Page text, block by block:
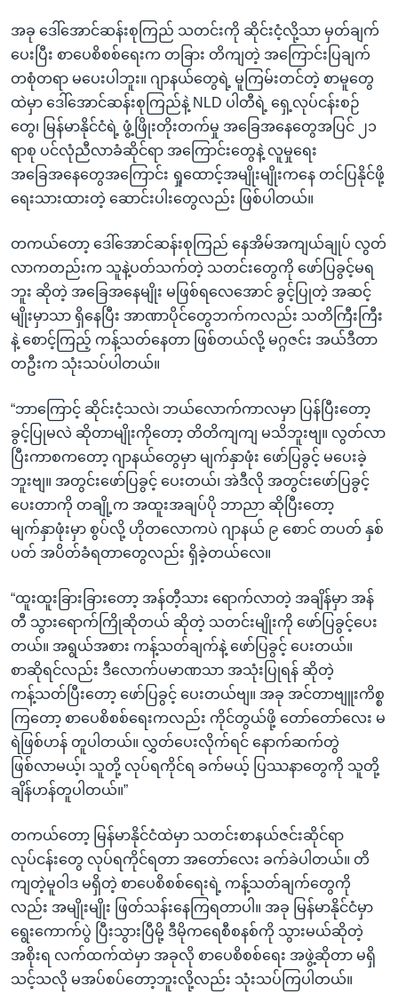
အခု ဒေါ်အောင်ဆန်းစုကြည် သတင်းကို ဆိုင်းငံ့လို့သာ မှတ်ချက်
ပေးပြီး စာပေစိစစ်ရေးက တခြား တိကျတဲ့ အကြောင်းပြချက်
တစုံတရာ မပေးပါဘူး။ ဂျာနယ်တွေရဲ့ မူကြမ်းတင်တဲ့ စာမူတွေ
ထဲမှာ ဒေါ်အောင်ဆန်းစုကြည်နဲ့ NLD ပါတီရဲ့ ရှေ့လုပ်ငန်းစဉ်
တွေ၊ မြန်မာနိုင်ငံရဲ့ ဖွံ့ဖြိုးတိုးတက်မှု အခြေအနေတွေအပြင် ၂၁
ရာစု ပင်လုံညီလာခံဆိုင်ရာ အကြောင်းတွေနဲ့ လူမှုရေး
အခြေအနေတွေအကြောင်း ရှုထောင့်အမျိုးမျိုးကနေ တင်ပြနိုင်ဖို့
ရေးသားထားတဲ့ ဆောင်းပါးတွေလည်း ဖြစ်ပါတယ်။
တကယ်တော့ ဒေါ်အောင်ဆန်းစုကြည် နေအိမ်အကျယ်ချုပ် လွတ်
လာကတည်းက သူနဲ့ပတ်သက်တဲ့ သတင်းတွေကို ဖော်ပြခွင့်မရ
ဘူး ဆိုတဲ့ အခြေအနေမျိုး မဖြစ်ရလေအောင် ခွင့်ပြုတဲ့ အဆင့်
မျိုးမှာသာ ရှိနေပြီး အာဏာပိုင်တွေဘက်ကလည်း သတိကြီးကြီး
နဲ့ စောင့်ကြည့် ကန့်သတ်နေတာ ဖြစ်တယ်လို့ မဂ္ဂဇင်း အယ်ဒီတာ
တဦးက သုံးသပ်ပါတယ်။
“ဘာကြောင့် ဆိုင်းငံ့သလဲ၊ ဘယ်လောက်ကာလမှာ ပြန်ပြီးတော့
ခွင့်ပြုမလဲ ဆိုတာမျိုးကိုတော့ တိတိကျကျ မသိဘူးဗျ။ လွတ်လာ
ပြီးကာစကတော့ ဂျာနယ်တွေမှာ မျက်နှာဖုံး ဖော်ပြခွင့် မပေးခဲ့
ဘူးဗျ။ အတွင်းဖော်ပြခွင့် ပေးတယ်၊ အဲဒီလို အတွင်းဖော်ပြခွင့်
ပေးတာကို တချို့က အထူးအချပ်ပို ဘာညာ ဆိုပြီးတော့
မျက်နှာဖုံးမှာ စွပ်လို့ ဟိုတလောကပဲ ဂျာနယ် ၉ စောင် တပတ် နှစ်
ပတ် အပိတ်ခံရတာတွေလည်း ရှိခဲ့တယ်လေ။
“ထူးထူးခြားခြားတော့ အန်တီ့သား ရောက်လာတဲ့ အချိန်မှာ အန်
တီ သွားရောက်ကြိုဆိုတယ် ဆိုတဲ့ သတင်းမျိုးကို ဖော်ပြခွင့်ပေး
တယ်။ အရွယ်အစား ကန့်သတ်ချက်နဲ့ ဖော်ပြခွင့် ပေးတယ်။
စာဆိုရင်လည်း ဒီလောက်ပမာဏသာ အသုံးပြုရန် ဆိုတဲ့
ကန့်သတ်ပြီးတော့ ဖော်ပြခွင့် ပေးတယ်ဗျ။ အခု အင်တာဗျူးကိစ္စ
ကြတော့ စာပေစိစစ်ရေးကလည်း ကိုင်တွယ်ဖို့ တော်တော်လေး မ
ရဲဖြစ်ဟန် တူပါတယ်။ လွှတ်ပေးလိုက်ရင် နောက်ဆက်တွဲ
ဖြစ်လာမယ့်၊ သူတို့ လုပ်ရကိုင်ရ ခက်မယ့် ပြဿနာတွေကို သူတို့
ချိန်ဟန်တူပါတယ်။”
တကယ်တော့ မြန်မာနိုင်ငံထဲမှာ သတင်းစာနယ်ဇင်းဆိုင်ရာ
လုပ်ငန်းတွေ လုပ်ရကိုင်ရတာ အတော်လေး ခက်ခဲပါတယ်။ တိ
ကျတဲ့မူဝါဒ မရှိတဲ့ စာပေစိစစ်ရေးရဲ့ ကန့်သတ်ချက်တွေကို
လည်း အမျိုးမျိုး ဖြတ်သန်းနေကြရတာပါ။ အခု မြန်မာနိုင်ငံမှာ
ရွေးကောက်ပွဲ ပြီးသွားပြီမို့ ဒီမိုကရေစီစနစ်ကို သွားမယ်ဆိုတဲ့
အစိုးရ လက်ထက်ထဲမှာ အခုလို စာပေစိစစ်ရေး အဖွဲ့ဆိုတာ မရှိ
သင့်သလို မအပ်စပ်တော့ဘူးလို့လည်း သုံးသပ်ကြပါတယ်။